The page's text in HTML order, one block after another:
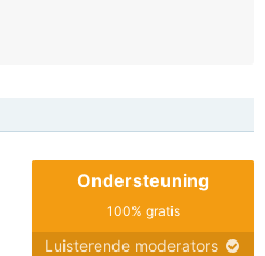
Ondersteuning
100% gratis
Luisterende moderators